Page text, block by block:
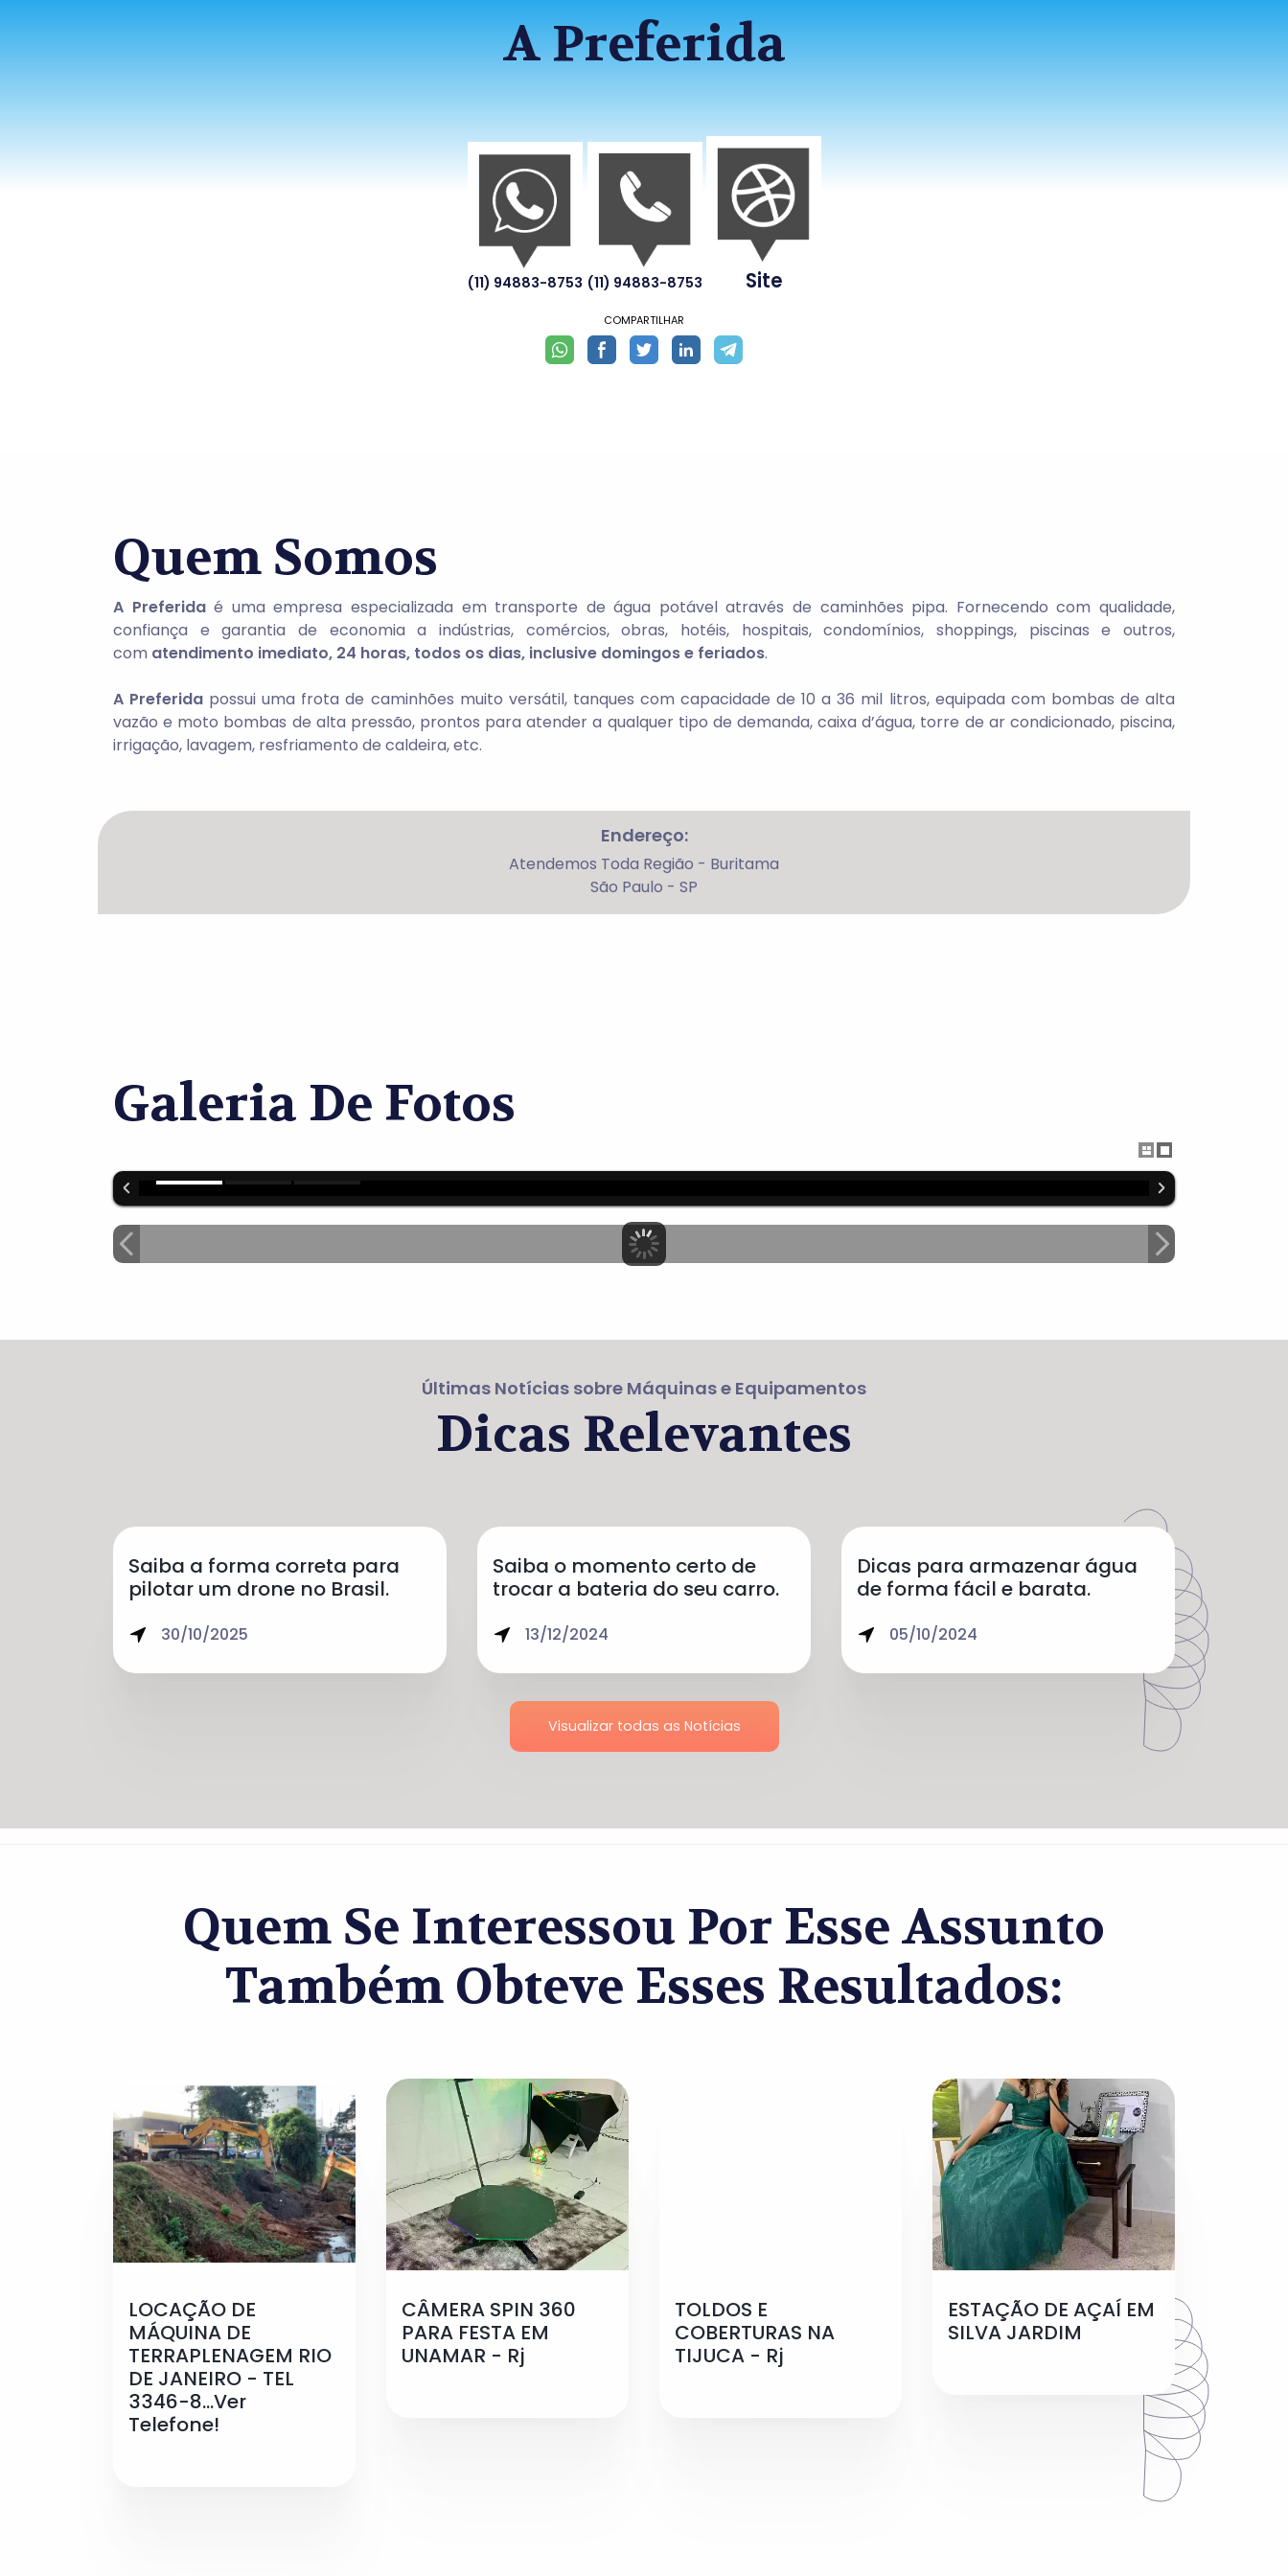
A Preferida
(11) 94883-8753 (11) 94883-8753 Site
COMPARTILHAR
Quem Somos
A Preferidaé uma empresa especializada em transporte de água potável através de caminhões pipa. Fornecendo com qualidade,
confiança e garantia de economia a indústrias, comércios, obras, hotéis, hospitais, condomínios, shoppings, piscinas e outros,
com atendimento imediato, 24 horas, todos os dias, inclusive domingos e feriados.
A Preferida possui uma frota de caminhões muito versátil, tanques com capacidade de 10 a 36 mil litros, equipada com bombas de alta
vazão e moto bombas de alta pressão, prontos para atender a qualquer tipo de demanda, caixa d’água, torre de ar condicionado, piscina,
irrigação, lavagem, resfriamento de caldeira, etc.
Endereço:
Atendemos Toda Região - Buritama
São Paulo - SP
Galeria De Fotos
Últimas Notícias sobre Máquinas e Equipamentos
Dicas Relevantes
Saiba a forma correta para
pilotar um drone no Brasil.
30/10/2025
Saiba o momento certo de
trocar a bateria do seu carro.
13/12/2024
Dicas para armazenar água
de forma fácil e barata.
05/10/2024
Visualizar todas as Notícias
Quem Se Interessou Por Esse Assunto
Também Obteve Esses Resultados:
LOCAÇÃO DE
MÁQUINA DE
TERRAPLENAGEM RIO
DE JANEIRO - TEL
3346-8...Ver
Telefone!
CÂMERA SPIN 360
PARA FESTA EM
UNAMAR - Rj
TOLDOS E
COBERTURAS NA
TIJUCA - Rj
ESTAÇÃO DE AÇAÍ EM
SILVA JARDIM